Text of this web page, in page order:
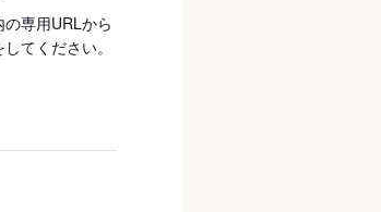
専用URLから
てください。